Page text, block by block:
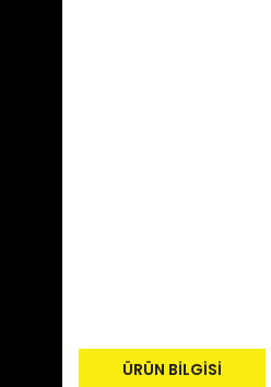
ÜRÜN BILGISI